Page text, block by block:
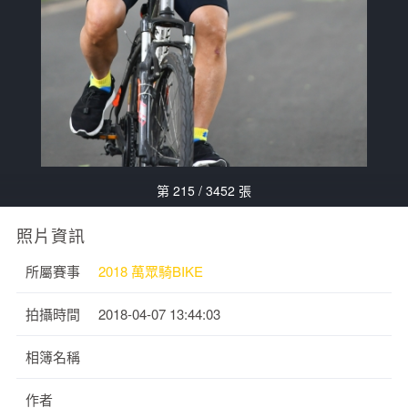
第 215 / 3452 張
照片資訊
所屬賽事 2018 萬眾騎BIKE
拍攝時間 2018-04-07 13:44:03
相簿名稱
作者